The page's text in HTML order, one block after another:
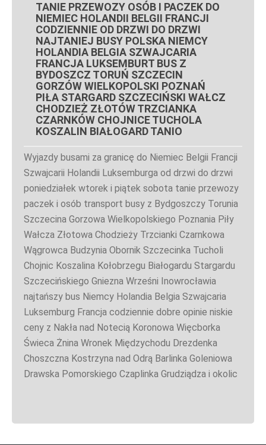
TANIE PRZEWOZY OSÓB I PACZEK DO
NIEMIEC HOLANDII BELGII FRANCJI
CODZIENNIE OD DRZWI DO DRZWI
NAJTANIEJ BUSY POLSKA NIEMCY
HOLANDIA BELGIA SZWAJCARIA
FRANCJA LUKSEMBURT BUS Z
BYDOSZCZ TORUŃ SZCZECIN
GORZÓW WIELKOPOLSKI POZNAŃ
PIŁA STARGARD SZCZECIŃSKI WAŁCZ
CHODZIEŻ ZŁOTÓW TRZCIANKA
CZARNKÓW CHOJNICE TUCHOLA
KOSZALIN BIAŁOGARD TANIO
Wyjazdy busami za granicę do Niemiec Belgii Francji
Szwajcarii Holandii Luksemburga od drzwi do drzwi
poniedziałek wtorek i piątek sobota tanie przewozy
paczek i osób transport busy z Bydgoszczy Torunia
Szczecina Gorzowa Wielkopolskiego Poznania Piły
Wałcza Złotowa Chodzieży Trzcianki Czarnkowa
Wągrowca Budzynia Obornik Szczecinka Tucholi
Chojnic Koszalina Kołobrzegu Białogardu Stargardu
Szczecińskiego Gniezna Wrześni Inowrocławia
najtańszy bus Niemcy Holandia Belgia Szwajcaria
Luksemburg Francja codziennie dobre opinie niskie
ceny z Nakła nad Notecią Koronowa Więcborka
Świeca Żnina Wronek Międzychodu Drezdenka
Choszczna Kostrzyna nad Odrą Barlinka Goleniowa
Drawska Pomorskiego Czaplinka Grudziądza i okolic